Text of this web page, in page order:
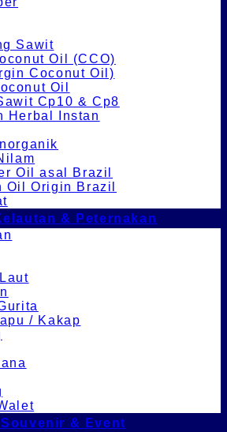
Sawit
Oil (CCO)
Coconut Oil)
Oil
Cp10 & Cp8
Herbal Instan
Oil asal Brazil
Oil Origin Brazil
& Peternakan
/ Kakap
& Event